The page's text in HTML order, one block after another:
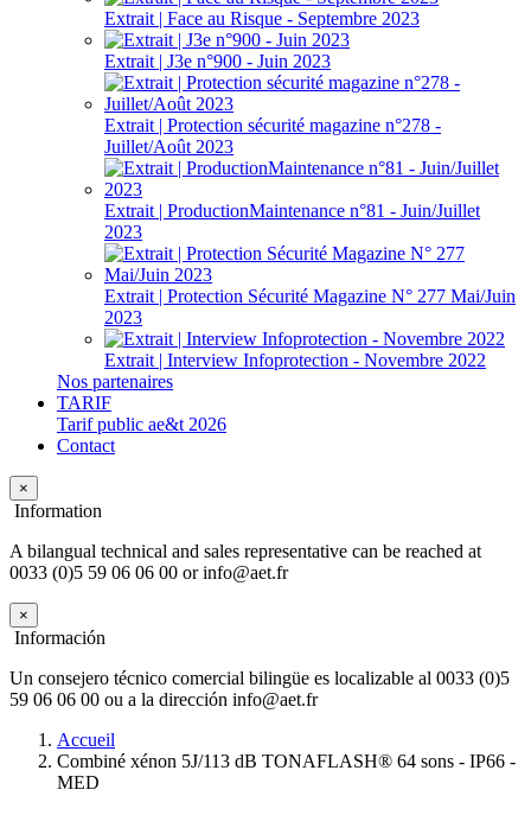
Extrait | Face au Risque - Septembre 2023
Extrait | J3e n°900 - Juin 2023
Extrait | Protection sécurité magazine n°278 -
Juillet/Août 2023
Extrait | ProductionMaintenance n°81 - Juin/Juillet
2023
Extrait | Protection Sécurité Magazine N° 277 Mai/Juin
2023
Extrait | Interview Infoprotection - Novembre 2022
Nos partenaires
TARIF
Tarif public ae&t 2026
Contact
×
Information
A bilangual technical and sales representative can be reached at
0033 (0)5 59 06 06 00 or info@aet.fr
×
Información
Un consejero técnico comercial bilingüe es localizable al 0033 (0)5
59 06 06 00 ou a la dirección info@aet.fr
Accueil
Combiné xénon 5J/113 dB TONAFLASH® 64 sons - IP66 -
MED